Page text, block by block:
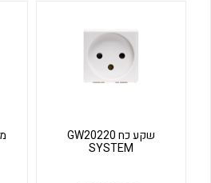
שקע כח GW20220
SYSTEM